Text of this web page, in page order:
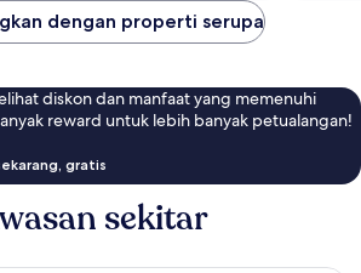
dengan properti serupa
diskon dan manfaat yang memenuhi
reward untuk lebih banyak petualangan!
gratis
sekitar